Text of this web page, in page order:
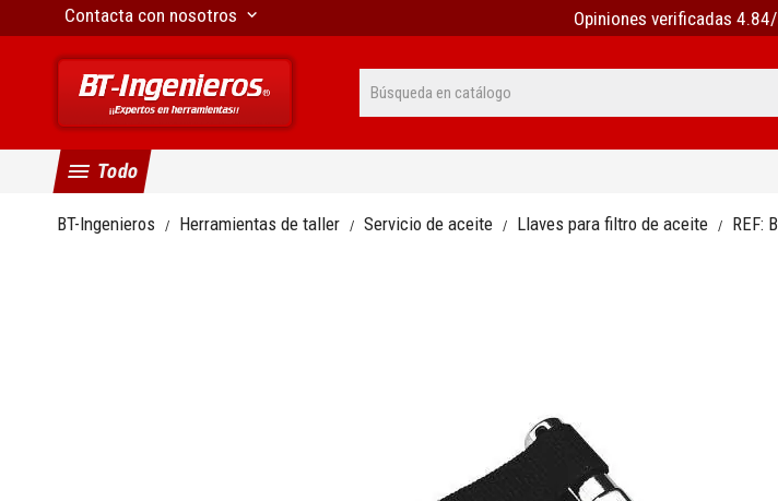
Contacta con nosotros keyboard_arrow_down Opiniones verificadas
menu Todo
BT-Ingenieros Herramientas de taller Servicio de aceite Llaves para filtro de aceite REF: